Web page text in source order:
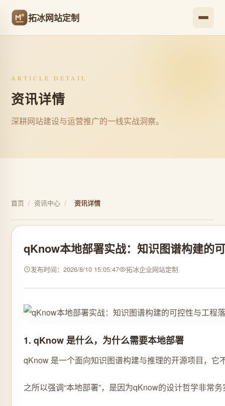
拓冰网站定制
ARTICLE DETAIL
资讯详情
深耕网站建设与运营推广的一线实战洞察。
首页 / 资讯中心 / 资讯详情
qKnow本地部署实战：知识图谱构建的
发布时间：2026/8/10 15:05:47 拓冰企业网站定制
1. qKnow 是什么，为什么需要本地部署
qKnow 是一个面向知识图谱构建与推理的开源项目，
之所以强调“本地部署”，是因为qKnow的设计哲学非